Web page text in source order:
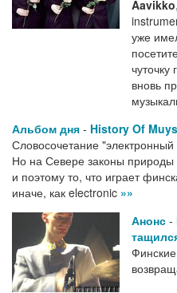
Aavikko
уже
вновь
Альбом дня - History Of
Словосочетание
Но на Севере законы
и поэтому то, что играет
иначе, как electronic »»
Анонс -